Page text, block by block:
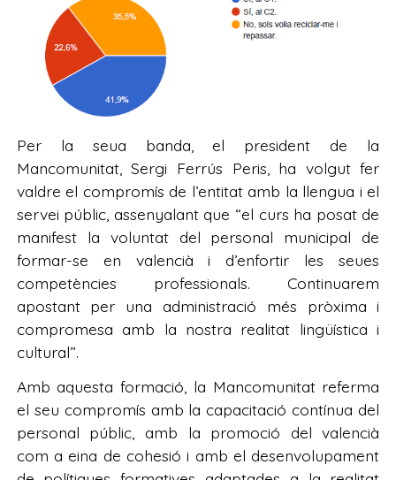
Per la seua banda, el president de la
Mancomunitat, Sergi Ferrús Peris, ha volgut fer
valdre el compromís de l’entitat amb la llengua i el
servei públic, assenyalant que “el curs ha posat de
manifest la voluntat del personal municipal de
formar-se en valencià i d’enfortir les seues
competències professionals. Continuarem
apostant per una administració més pròxima i
compromesa amb la nostra realitat lingüística i
cultural”.
Amb aquesta formació, la Mancomunitat referma
el seu compromís amb la capacitació contínua del
personal públic, amb la promoció del valencià
com a eina de cohesió i amb el desenvolupament